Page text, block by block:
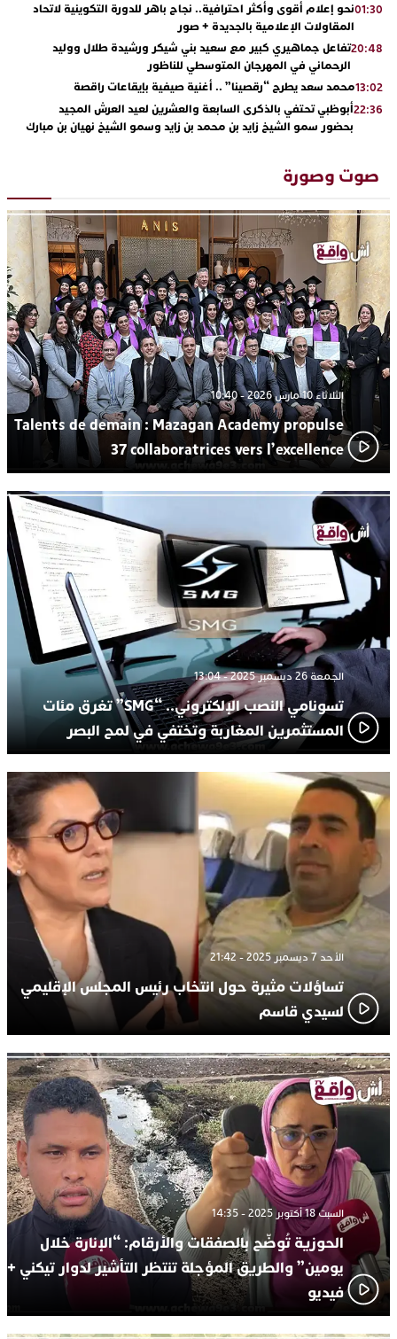
01:30نحو إعلام أقوى وأكثر احترافية.. نجاح باهر للدورة التكوينية لاتحاد
المقاولات الإعلامية بالجديدة + صور
20:48تفاعل جماهيري كبير مع سعيد بني شيكر ورشيدة طلال ووليد
الرحماني في المهرجان المتوسطي للناظور
13:02محمد سعد يطرح “رقصينا” .. أغنية صيفية بإيقاعات راقصة
22:36أبوظبي تحتفي بالذكرى السابعة والعشرين لعيد العرش المجيد
بحضور سمو الشيخ زايد بن محمد بن زايد وسمو الشيخ نهيان بن مبارك
“كوفرة فالغيس”
19:11يقظة أمنية تنهي كابوس الفتاة القاصر: كواليس مثيرة لعملية تحرير
17:27 اتحاد المقاولات الإعلامية يقود قاطرة التكوين بالجديدة ويستضيف
الإعلامي سعيد بلفقير في دورة استثنائية
23:18ترسيخا لثقافة ترشيد الموارد المائية.. اختتام فعاليات النسخة الثانية
من “القرية الذكية للماء” بمركز الاصطياف ببوزنيقة
صوت وصورة
الثلاثاء 10 مارس 2026 - 10:40
Talents de demain : Mazagan Academy propulse
37 collaboratrices vers l’excellence
الجمعة 26 ديسمبر 2025 - 13:04
تسونامي النصب الإلكتروني.. “SMG” تغرق مئات
المستثمرين المغاربة وتختفي في لمح البصر
الأحد 7 ديسمبر 2025 - 21:42
تساؤلات مثيرة حول انتخاب رئيس المجلس الإقليمي
لسيدي قاسم
السبت 18 أكتوبر 2025 - 14:35
الحوزية تُوضّح بالصفقات والأرقام: “الإنارة خلال
يومين” والطريق المؤجلة تنتظر التأشير لدوار تيكني +
فيديو